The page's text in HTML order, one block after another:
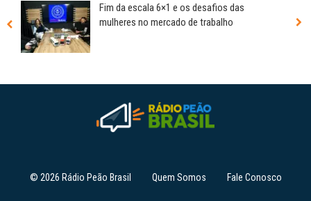
Fim da escala 6×1 e os desafios das
mulheres no mercado de trabalho
© 2026 Rádio Peão Brasil Quem Somos Fale Conosco